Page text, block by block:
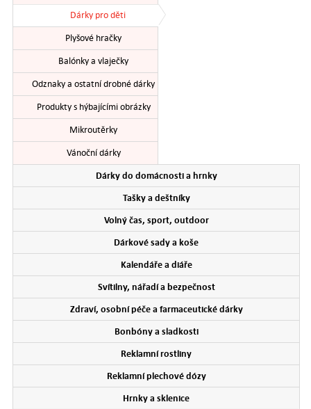
Dárky pro děti
Plyšové hračky
Balónky a vlaječky
Odznaky a ostatní drobné dárky
Produkty s hýbajícími obrázky
Mikroutěrky
Vánoční dárky
Dárky do domácnosti a hrnky
Tašky a deštníky
Volný čas, sport, outdoor
Dárkové sady a koše
Kalendáře a diáře
Svítilny, nářadí a bezpečnost
Zdraví, osobní péče a farmaceutické dárky
Bonbóny a sladkosti
Reklamní rostliny
Reklamní plechové dózy
Hrnky a sklenice